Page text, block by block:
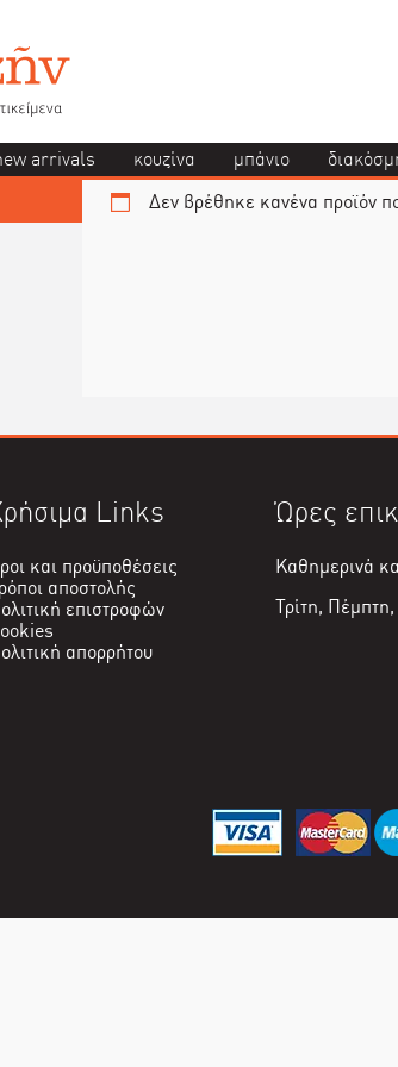
arrivals κουζίνα μπάνιο
Δεν βρέθηκε κανένα προϊόν
Links
και προϋποθέσεις
αποστολής
επιστροφών
απορρήτου
Ώρες
Καθημερινά
Τρίτη,